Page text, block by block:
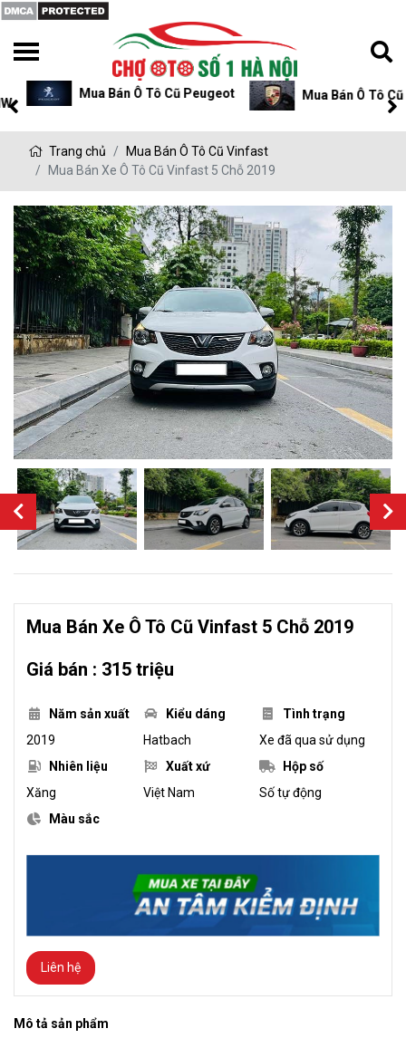
Mua Bán Ô Tô Cũ Peugeot Mua Bán Ô Tô Cũ
Trang chủ
Mua Bán Ô Tô Cũ Vinfast
Mua Bán Xe Ô Tô Cũ Vinfast 5 Chỗ 2019
Mua Bán Xe Ô Tô Cũ Vinfast 5 Chỗ 2019
Giá bán : 315 triệu
Năm sản xuất
2019
Kiểu dáng
Hatbach
Tình trạng
Xe đã qua sử dụng
Nhiên liệu
Xăng
Xuất xứ
Việt Nam
Hộp số
Số tự động
Màu sắc
Liên hệ
Mô tả sản phẩm